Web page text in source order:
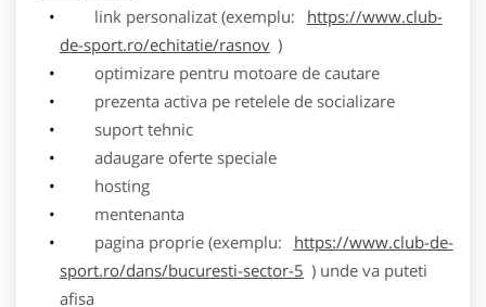
link personalizat (exemplu:
https://www.club-
de-sport.ro/echitatie/rasnov )
optimizare pentru motoare de cautare
prezenta activa pe retelele de socializare
suport tehnic
adaugare oferte speciale
hosting
mentenanta
pagina proprie (exemplu:
https://www.club-de-
sport.ro/dans/bucuresti-sector-5 ) unde va puteti
afisa